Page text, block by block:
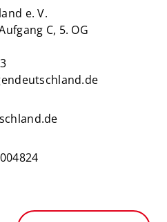
e. V.
C, 5. OG